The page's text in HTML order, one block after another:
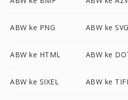
ABW ke PNG ABW ke SVG
ABW ke HTML ABW ke
ABW ke SIXEL ABW ke